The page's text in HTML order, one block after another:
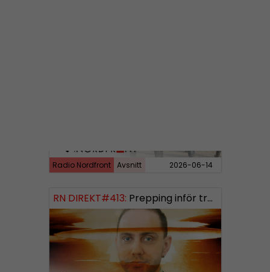
Radio Nordfront Avsnitt 2026-06-14
RN DIREKT#413: Prepping inför tredje världskriget